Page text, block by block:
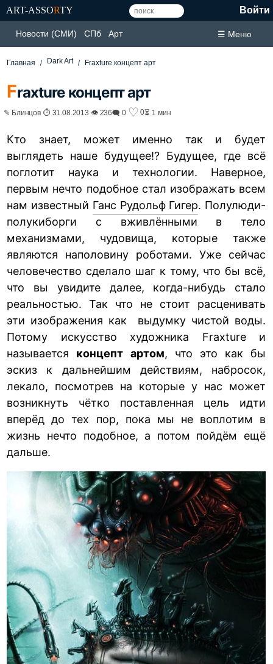
ART-ASSORTY Войти
Новости (СМИ) СПб Арт ☰ Меню
Главная Dark Art Fraxture концепт арт
Fraxture концепт арт
✎ Блинцов ⏱ 31.08.2013 👁 236🗨 0 ♡ 0⏳ 1 мин
Кто знает, может именно так и будет
выглядеть наше будущее!? Будущее, где всё
поглотит наука и технологии. Наверное,
первым нечто подобное стал изображать всем
нам известный Ганс Рудольф Гигер. Полулюди-
полукиборги с вживлёнными в тело
механизмами, чудовища, которые также
являются наполовину роботами. Уже сейчас
человечество сделало шаг к тому, что бы всё,
что вы увидите далее, когда-нибудь стало
реальностью. Так что не стоит расценивать
эти изображения как выдумку чистой воды.
Потому искусство художника Fraxture и
называется концепт артом, что это как бы
эскиз к дальнейшим действиям, набросок,
лекало, посмотрев на которые у нас может
возникнуть чётко поставленная цель идти
вперёд до тех пор, пока мы не воплотим в
жизнь нечто подобное, а потом пойдём ещё
дальше.